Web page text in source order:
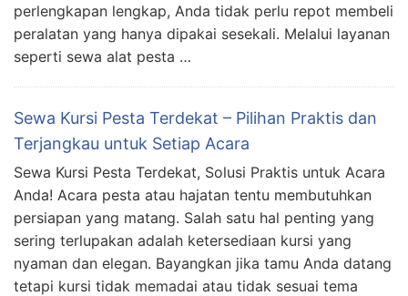
perlengkapan lengkap, Anda tidak perlu repot membeli
peralatan yang hanya dipakai sesekali. Melalui layanan
seperti sewa alat pesta …
Sewa Kursi Pesta Terdekat – Pilihan Praktis dan
Terjangkau untuk Setiap Acara
Sewa Kursi Pesta Terdekat, Solusi Praktis untuk Acara
Anda! Acara pesta atau hajatan tentu membutuhkan
persiapan yang matang. Salah satu hal penting yang
sering terlupakan adalah ketersediaan kursi yang
nyaman dan elegan. Bayangkan jika tamu Anda datang
tetapi kursi tidak memadai atau tidak sesuai tema